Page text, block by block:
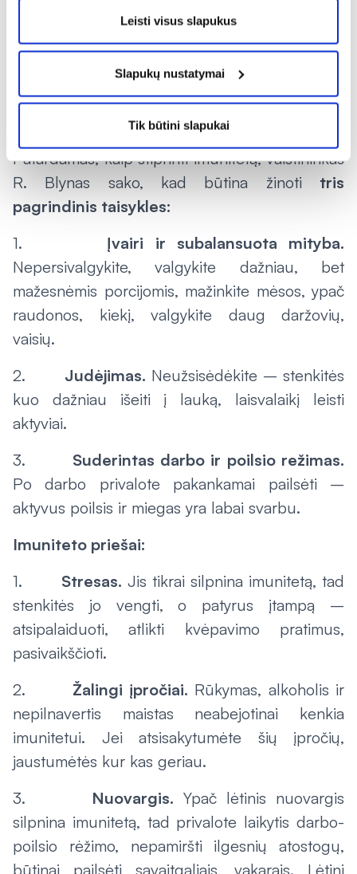
Leisti visus slapukus
Slapukų nustatymai
Tik būtini slapukai
pat priklauso ir bendras organizmo
atsparumas. Vartojant antibiotikus, žūva ne tik
primena vaistininkas.
Kaip pasirūpinti imunitetu?
Patardamas, kaip stiprinti imunitetą, vaistininkas
R. Blynas sako, kad būtina žinoti tris
pagrindinis taisykles:
1. Įvairi ir subalansuota mityba.
Nepersivalgykite, valgykite dažniau, bet
mažesnėmis porcijomis, mažinkite mėsos, ypač
raudonos, kiekį, valgykite daug daržovių,
vaisių.
2. Judėjimas. Neužsisėdėkite – stenkitės
kuo dažniau išeiti į lauką, laisvalaikį leisti
aktyviai.
3. Suderintas darbo ir poilsio režimas.
Po darbo privalote pakankamai pailsėti –
aktyvus poilsis ir miegas yra labai svarbu.
Imuniteto priešai:
1. Stresas. Jis tikrai silpnina imunitetą, tad
stenkitės jo vengti, o patyrus įtampą –
atsipalaiduoti, atlikti kvėpavimo pratimus,
pasivaikščioti.
2. Žalingi įpročiai. Rūkymas, alkoholis ir
nepilnavertis maistas neabejotinai kenkia
imunitetui. Jei atsisakytumėte šių įpročių,
jaustumėtės kur kas geriau.
3. Nuovargis. Ypač lėtinis nuovargis
silpnina imunitetą, tad privalote laikytis darbo-
poilsio rėžimo, nepamiršti ilgesnių atostogų,
būtinai pailsėti savaitgaliais, vakarais. Lėtinį